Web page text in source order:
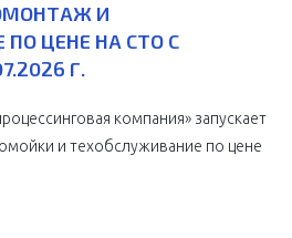
И
ЦЕНЕ НА СТО С
Г.
компания» запускает
и техобслуживание по цене